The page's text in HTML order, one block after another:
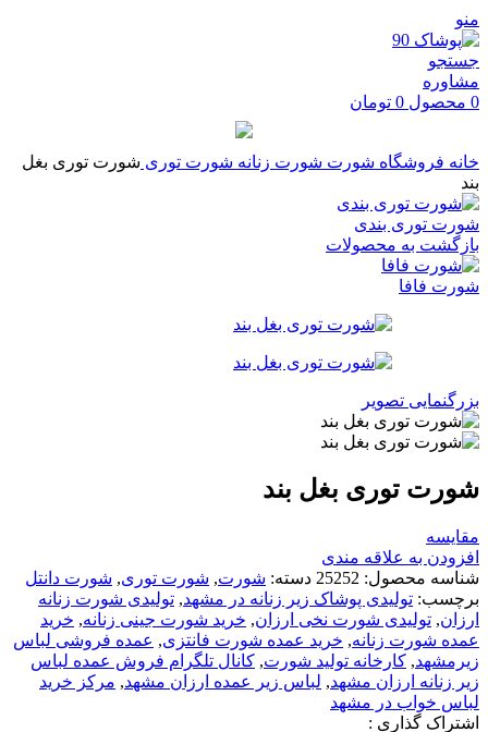
منو
جستجو
مشاوره
0 محصول 0 تومان
خانه فروشگاه شورت شورت زنانه شورت توری شورت توری بغل
بند
شورت توری بندی
بازگشت به محصولات
شورت فافا
بزرگنمایی تصویر
شورت توری بغل بند
مقایسه
افزودن به علاقه مندی
شناسه محصول: 25252 دسته: شورت, شورت توری, شورت دانتل
برچسب: تولیدی پوشاک زیر زنانه در مشهد, تولیدی شورت زنانه
ارزان, تولیدی شورت نخی ارزان, خرید شورت جینی زنانه, خرید
عمده شورت زنانه, خرید عمده شورت فانتزی, عمده فروشی لباس
زیرمشهد, کارخانه تولید شورت, کانال تلگرام فروش عمده لباس
زير زنانه ارزان مشهد, لباس زير عمده ارزان مشهد, مرکز خرید
لباس خواب در مشهد
اشتراک گذاری :